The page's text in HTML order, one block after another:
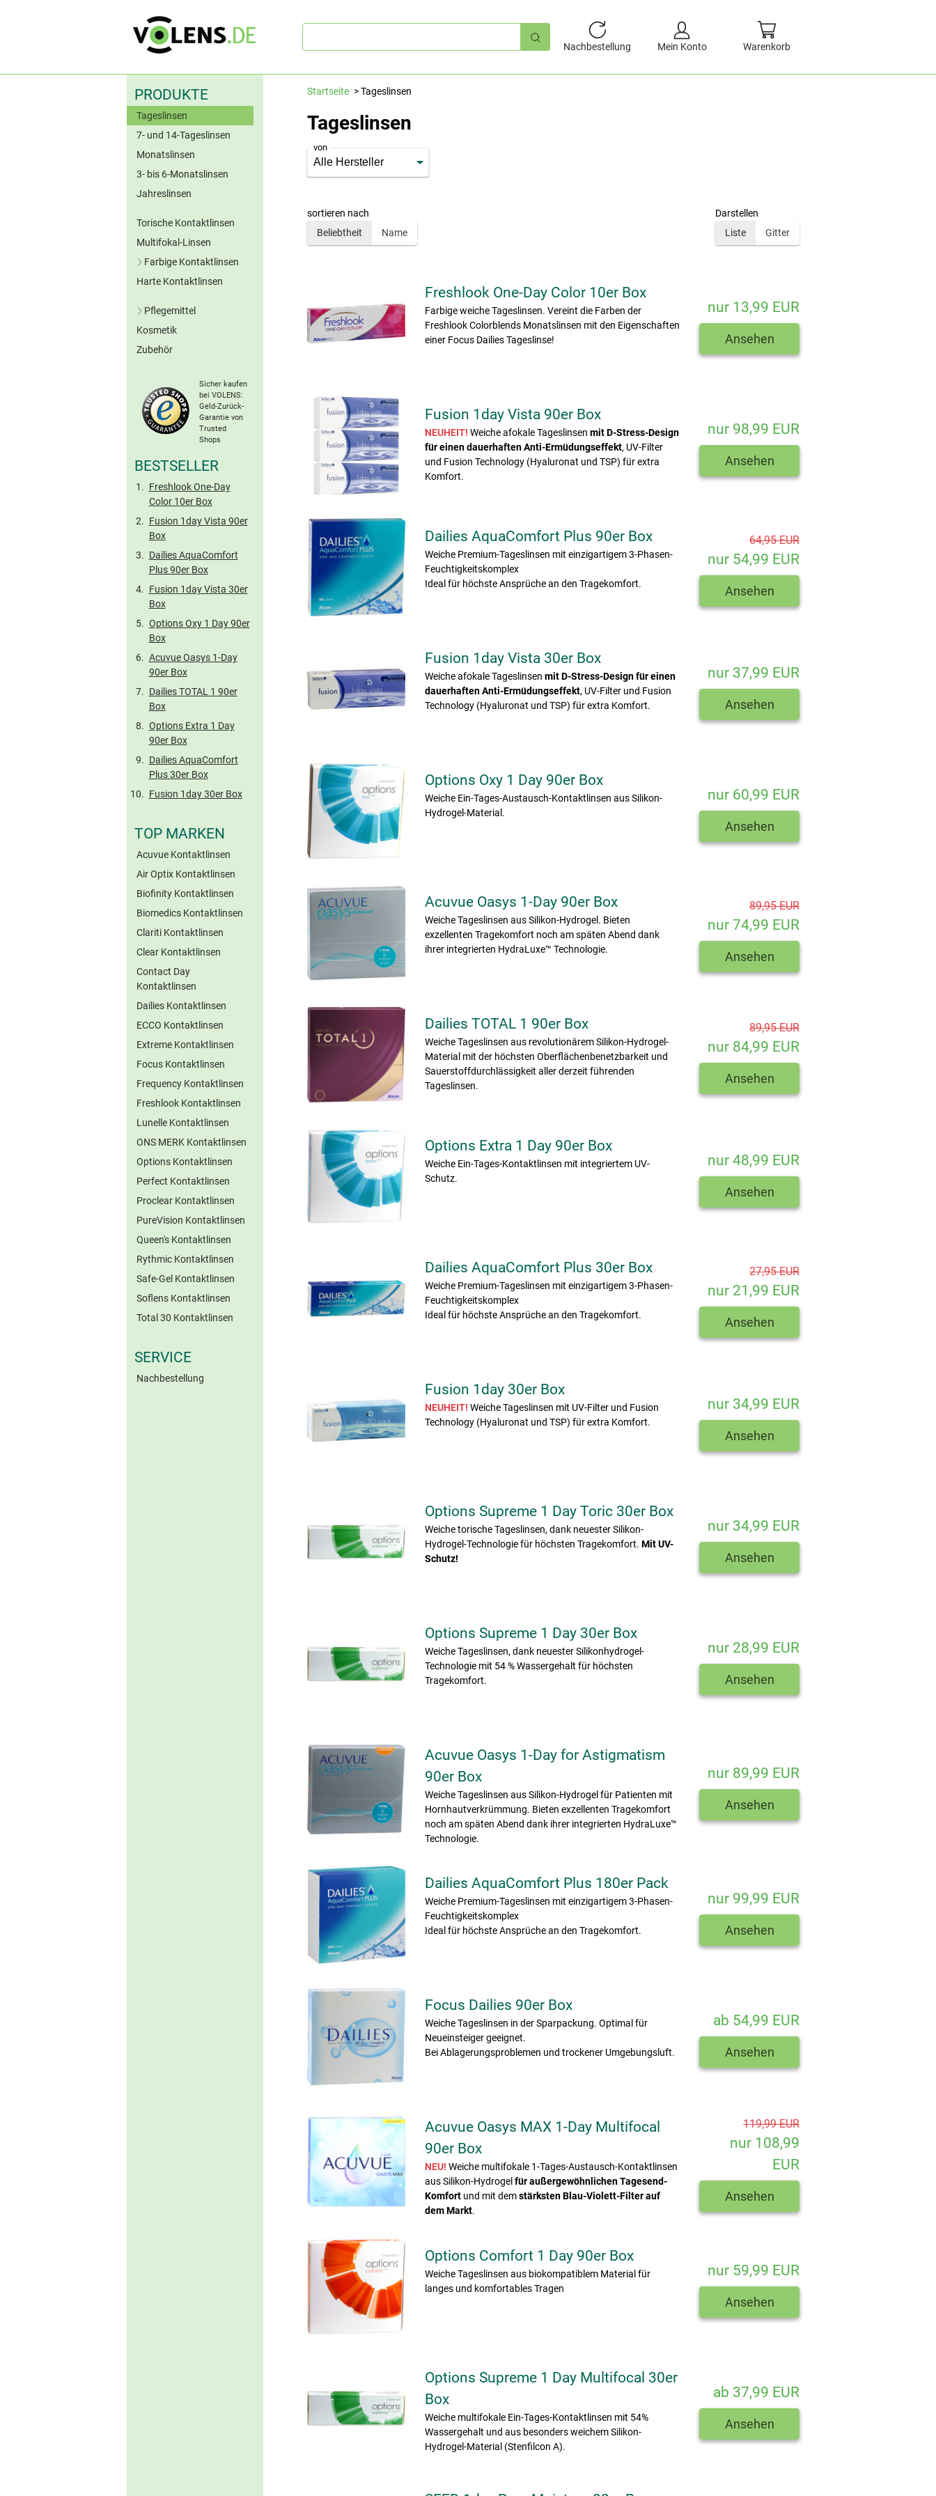
Schnellsuche
Nachbestellung
Mein Konto Warenkorb
PRODUKTE
Tageslinsen
7- und 14-Tageslinsen
Monatslinsen
3- bis 6-Monatslinsen
Jahreslinsen
Torische Kontaktlinsen
Multifokal-Linsen
Farbige Kontaktlinsen
Blaue Kontaktlinsen
Graue Kontaktlinsen
Torische Farblinsen
Harte Kontaktlinsen
Pflegemittel
All-in-One-Lösungen
Peroxid-Systeme
Kochsalzlösungen
Benetzungstropfen
Hartlinsen-Pflege
Kosmetik
Zubehör
Sicher kaufen
bei VOLENS:
Geld-Zurück-
Garantie von
Trusted
Shops
BESTSELLER
Freshlook One-Day
Color 10er Box
Fusion 1day Vista 90er
Box
Dailies AquaComfort
Plus 90er Box
Fusion 1day Vista 30er
Box
Options Oxy 1 Day 90er
Box
Acuvue Oasys 1-Day
90er Box
Dailies TOTAL 1 90er
Box
Options Extra 1 Day
90er Box
Dailies AquaComfort
Plus 30er Box
Fusion 1day 30er Box
TOP MARKEN
Acuvue Kontaktlinsen
Air Optix Kontaktlinsen
Biofinity Kontaktlinsen
Biomedics Kontaktlinsen
Clariti Kontaktlinsen
Clear Kontaktlinsen
Contact Day
Kontaktlinsen
Dailies Kontaktlinsen
ECCO Kontaktlinsen
Extreme Kontaktlinsen
Focus Kontaktlinsen
Frequency Kontaktlinsen
Freshlook Kontaktlinsen
Lunelle Kontaktlinsen
ONS MERK Kontaktlinsen
Options Kontaktlinsen
Perfect Kontaktlinsen
Proclear Kontaktlinsen
PureVision Kontaktlinsen
Queen's Kontaktlinsen
Rythmic Kontaktlinsen
Safe-Gel Kontaktlinsen
Soflens Kontaktlinsen
Total 30 Kontaktlinsen
SERVICE
Nachbestellung
Startseite Tageslinsen
Tageslinsen
von
sortieren nach
Beliebtheit
Name
Darstellen
Liste
Gitter
Freshlook One-Day Color 10er Box
Farbige weiche Tageslinsen. Vereint die Farben der
Freshlook Colorblends Monatslinsen mit den Eigenschaften
einer Focus Dailies Tageslinse!
nur 13,99 EUR
Ansehen
Fusion 1day Vista 90er Box
NEUHEIT! Weiche afokale Tageslinsenmit D-Stress-Design
für einen dauerhaften Anti-Ermüdungseffekt, UV-Filter
und Fusion Technology (Hyaluronat und TSP) für extra
Komfort.
nur 98,99 EUR
Ansehen
Dailies AquaComfort Plus 90er Box
Weiche Premium-Tageslinsen mit einzigartigem 3-Phasen-
Feuchtigkeitskomplex
Ideal für höchste Ansprüche an den Tragekomfort.
64,95 EUR
nur 54,99 EUR
Ansehen
Fusion 1day Vista 30er Box
Weiche afokale Tageslinsenmit D-Stress-Design für einen
dauerhaften Anti-Ermüdungseffekt, UV-Filter und Fusion
Technology (Hyaluronat und TSP) für extra Komfort.
nur 37,99 EUR
Ansehen
Options Oxy 1 Day 90er Box
Weiche Ein-Tages-Austausch-Kontaktlinsen aus Silikon-
Hydrogel-Material.
nur 60,99 EUR
Ansehen
Acuvue Oasys 1-Day 90er Box
Weiche Tageslinsen aus Silikon-Hydrogel. Bieten
exzellenten Tragekomfort noch am späten Abend dank
ihrer integrierten HydraLuxe™ Technologie.
89,95 EUR
nur 74,99 EUR
Ansehen
Dailies TOTAL 1 90er Box
Weiche Tageslinsen aus revolutionärem Silikon-Hydrogel-
Material mit der höchsten Oberflächenbenetzbarkeit und
Sauerstoffdurchlässigkeit aller derzeit führenden
Tageslinsen.
89,95 EUR
nur 84,99 EUR
Ansehen
Options Extra 1 Day 90er Box
Weiche Ein-Tages-Kontaktlinsen mit integriertem UV-
Schutz.
nur 48,99 EUR
Ansehen
Dailies AquaComfort Plus 30er Box
Weiche Premium-Tageslinsen mit einzigartigem 3-Phasen-
Feuchtigkeitskomplex
Ideal für höchste Ansprüche an den Tragekomfort.
27,95 EUR
nur 21,99 EUR
Ansehen
Fusion 1day 30er Box
NEUHEIT! Weiche Tageslinsen mit UV-Filter und Fusion
Technology (Hyaluronat und TSP) für extra Komfort.
nur 34,99 EUR
Ansehen
Options Supreme 1 Day Toric 30er Box
Weiche torische Tageslinsen, dank neuester Silikon-
Hydrogel-Technologie für höchsten Tragekomfort.Mit UV-
Schutz!
nur 34,99 EUR
Ansehen
Options Supreme 1 Day 30er Box
Weiche Tageslinsen, dank neuester Silikonhydrogel-
Technologie mit 54 % Wassergehalt für höchsten
Tragekomfort.
nur 28,99 EUR
Ansehen
Acuvue Oasys 1-Day for Astigmatism
90er Box
Weiche Tageslinsen aus Silikon-Hydrogel für Patienten mit
Hornhautverkrümmung. Bieten exzellenten Tragekomfort
noch am späten Abend dank ihrer integrierten HydraLuxe™
Technologie.
nur 89,99 EUR
Ansehen
Dailies AquaComfort Plus 180er Pack
Weiche Premium-Tageslinsen mit einzigartigem 3-Phasen-
Feuchtigkeitskomplex
Ideal für höchste Ansprüche an den Tragekomfort.
nur 99,99 EUR
Ansehen
Focus Dailies 90er Box
Weiche Tageslinsen in der Sparpackung. Optimal für
Neueinsteiger geeignet.
Bei Ablagerungsproblemen und trockener Umgebungsluft.
ab 54,99 EUR
Ansehen
Acuvue Oasys MAX 1-Day Multifocal
90er Box
NEU! Weiche multifokale 1-Tages-Austausch-Kontaktlinsen
aus Silikon-Hydrogelfür außergewöhnlichen Tagesend-
Komfort und mit demstärksten Blau-Violett-Filter auf
dem Markt.
119,99 EUR
nur 108,99
EUR
Ansehen
Options Comfort 1 Day 90er Box
Weiche Tageslinsen aus biokompatiblem Material für
langes und komfortables Tragen
nur 59,99 EUR
Ansehen
Options Supreme 1 Day Multifocal 30er
Box
Weiche multifokale Ein-Tages-Kontaktlinsen mit 54%
Wassergehalt und aus besonders weichem Silikon-
Hydrogel-Material (Stenfilcon A).
ab 37,99 EUR
Ansehen